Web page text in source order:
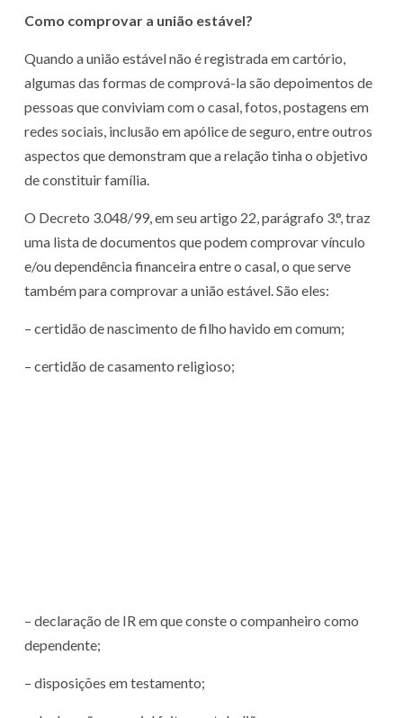
Como comprovar a união estável?
Quando a união estável não é registrada em cartório,
algumas das formas de comprová-la são depoimentos de
pessoas que conviviam com o casal, fotos, postagens em
redes sociais, inclusão em apólice de seguro, entre outros
aspectos que demonstram que a relação tinha o objetivo
de constituir família.
O Decreto 3.048/99, em seu artigo 22, parágrafo 3.°, traz
uma lista de documentos que podem comprovar vínculo
e/ou dependência financeira entre o casal, o que serve
também para comprovar a união estável. São eles:
– certidão de nascimento de filho havido em comum;
– certidão de casamento religioso;
– declaração de IR em que conste o companheiro como
dependente;
– disposições em testamento;